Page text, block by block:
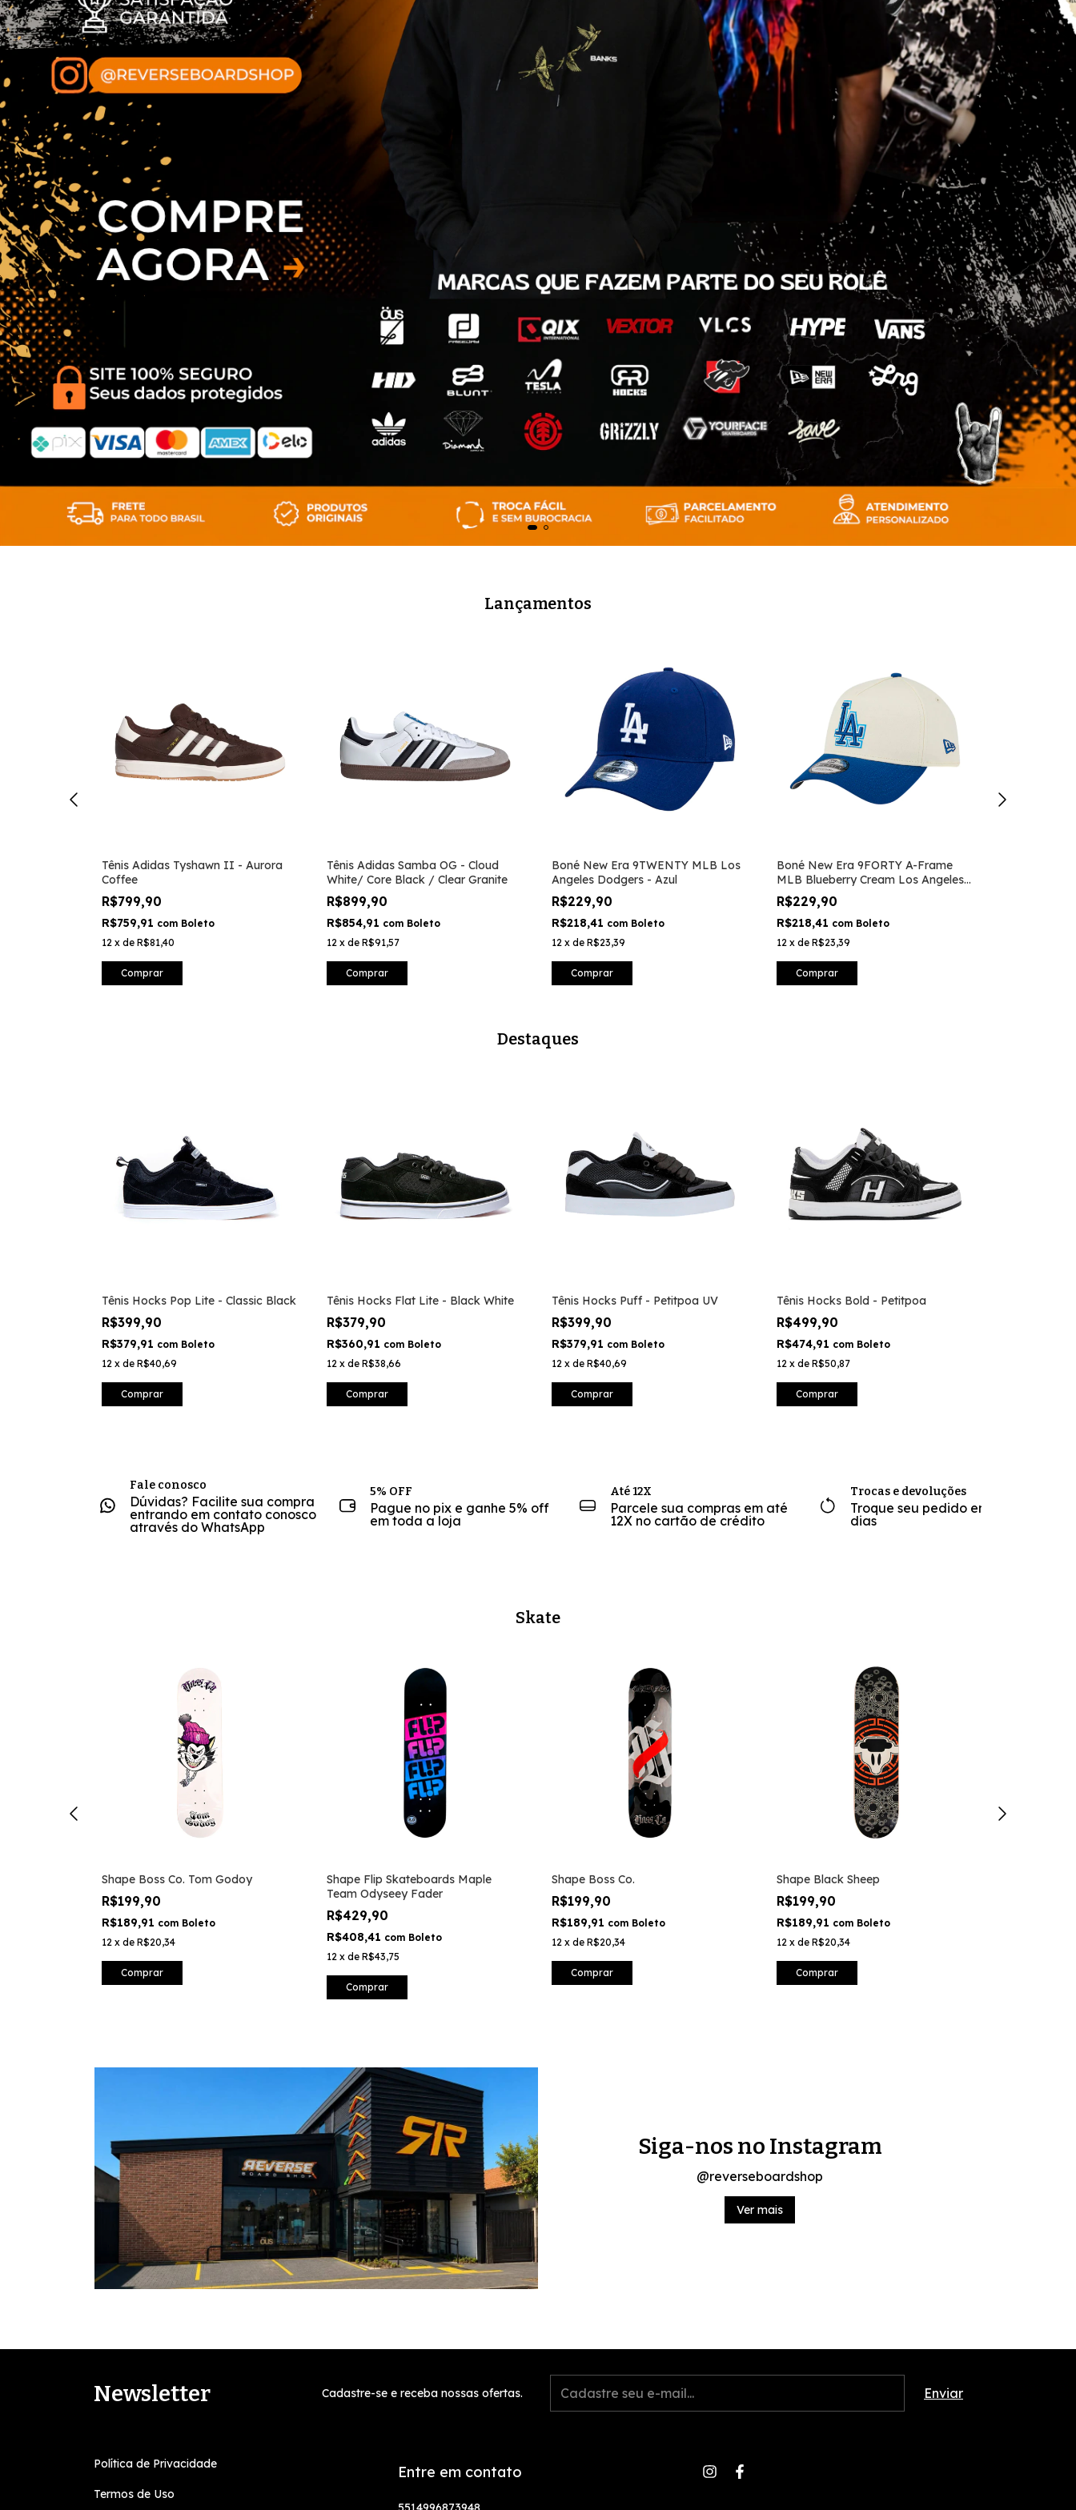
Lançamentos
Tênis Adidas Tyshawn II - Aurora
Coffee
R$799,90
R$759,91 com Boleto
12 x de R$81,40
Comprar
Tênis Adidas Samba OG - Cloud
White/ Core Black / Clear Granite
R$899,90
R$854,91 com Boleto
12 x de R$91,57
Comprar
Boné New Era 9TWENTY MLB Los
Angeles Dodgers - Azul
R$229,90
R$218,41 com Boleto
12 x de R$23,39
Comprar
Boné New Era 9FORTY A-Frame
MLB Blueberry Cream Los Angeles
Dodgers
R$229,90
R$218,41 com Boleto
12 x de R$23,39
Comprar
Destaques
Tênis Hocks Pop Lite - Classic Black
R$399,90
R$379,91 com Boleto
12 x de R$40,69
Comprar
Tênis Hocks Flat Lite - Black White
R$379,90
R$360,91 com Boleto
12 x de R$38,66
Comprar
Tênis Hocks Puff - Petitpoa UV
R$399,90
R$379,91 com Boleto
12 x de R$40,69
Comprar
Tênis Hocks Bold - Petitpoa
R$499,90
R$474,91 com Boleto
12 x de R$50,87
Comprar
Fale conosco
Dúvidas? Facilite sua compra
entrando em contato conosco
através do WhatsApp
5% OFF
Pague no pix e ganhe 5% off
em toda a loja
Até 12X
Parcele sua compras em até
12X no cartão de crédito
Trocas e devoluções
Troque seu pedido em até 7
dias
Skate
Shape Boss Co. Tom Godoy
R$199,90
R$189,91 com Boleto
12 x de R$20,34
Comprar
Shape Flip Skateboards Maple
Team Odyseey Fader
R$429,90
R$408,41 com Boleto
12 x de R$43,75
Comprar
Shape Boss Co.
R$199,90
R$189,91 com Boleto
12 x de R$20,34
Comprar
Shape Black Sheep
R$199,90
R$189,91 com Boleto
12 x de R$20,34
Comprar
Siga-nos no Instagram
@reverseboardshop
Ver mais
Newsletter Cadastre-se e receba nossas ofertas.
Política de Privacidade
Termos de Uso
Entre em contato